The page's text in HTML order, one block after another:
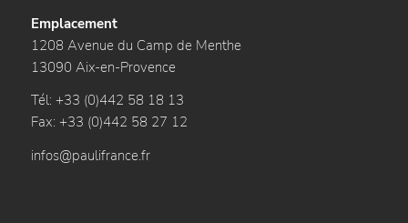
Emplacement
1208 Avenue du Camp de Menthe
13090 Aix-en-Provence
Tél: +33 (0)442 58 18 13
Fax: +33 (0)442 58 27 12
infos@paulifrance.fr